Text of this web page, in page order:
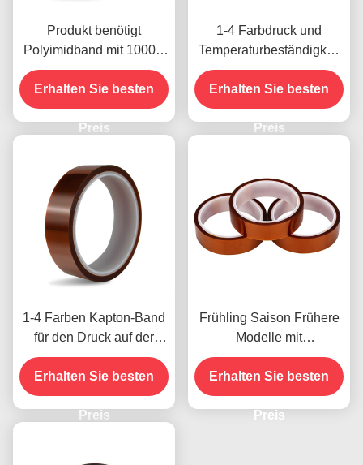
Produkt benötigt
Polyimidband mit 1000V
Spannungsfestigkeit
Erhalten Sie besten
Preis
1-4 Farbdruck und
Temperaturbeständigkeit
-10C-80C
Zahlungsmethode mit
Kreditkarte für frühere
Modelle
Erhalten Sie besten
Preis
1-4 Farben Kapton-Band
für den Druck auf der
Vorderseite
Erhalten Sie besten
Preis
Frühling Saison Frühere
Modelle mit
Feuchtigkeitsbeständigke
it und 2,5N/25mm
Schälfestigkeit
Erhalten Sie besten
Preis